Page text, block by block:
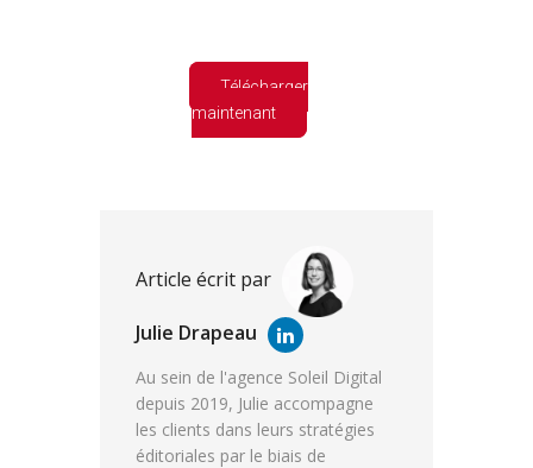
Télécharger
maintenant
Article écrit par
Julie Drapeau
Au sein de l'agence Soleil Digital
depuis 2019, Julie accompagne
les clients dans leurs stratégies
éditoriales par le biais de